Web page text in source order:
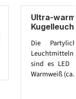
Ultra-
Die
Leuchtmitteln
sind es LED
Warmweiß